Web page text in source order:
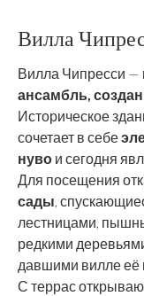
Вилла
Вилла Чипресси —
ансамбль,
Историческое
сочетает в себе
нуво и сегодня
Для посещения
сады,
лестницами,
редкими
давшими вилле её
С террас